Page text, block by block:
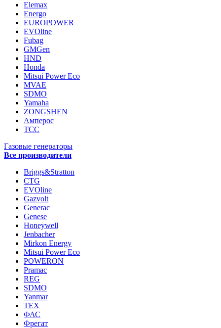
Elemax
Energo
EUROPOWER
EVOline
Fubag
GMGen
HND
Honda
Mitsui Power Eco
MVAE
SDMO
Yamaha
ZONGSHEN
Амперос
ТСС
Газовые генераторы
Все производители
Briggs&Stratton
CTG
EVOline
Gazvolt
Generac
Genese
Honeywell
Jenbacher
Mirkon Energy
Mitsui Power Eco
POWERON
Pramac
REG
SDMO
Yanmar
ТЕХ
ФАС
Фрегат